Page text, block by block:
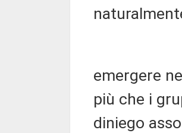
emergere
più che i
diniego